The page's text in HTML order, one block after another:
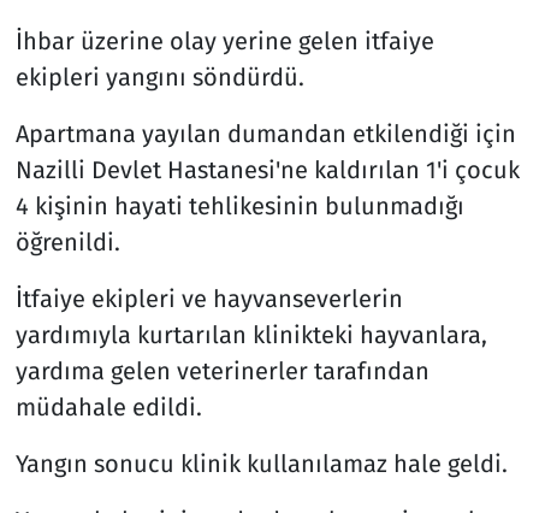
İhbar üzerine olay yerine gelen itfaiye
ekipleri yangını söndürdü.
Apartmana yayılan dumandan etkilendiği için
Nazilli Devlet Hastanesi'ne kaldırılan 1'i çocuk
4 kişinin hayati tehlikesinin bulunmadığı
öğrenildi.
İtfaiye ekipleri ve hayvanseverlerin
yardımıyla kurtarılan klinikteki hayvanlara,
yardıma gelen veterinerler tarafından
müdahale edildi.
Yangın sonucu klinik kullanılamaz hale geldi.
Teknoloji ve Bilim
Televizyon